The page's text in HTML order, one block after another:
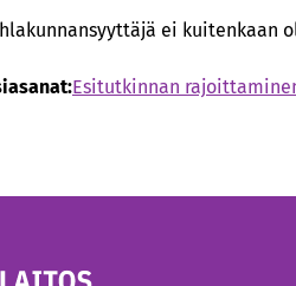
ei kuitenkaan
Esitutkinnan